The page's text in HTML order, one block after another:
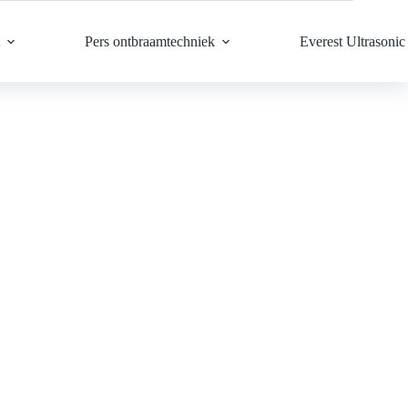
Pers ontbraamtechniek Everest Ultrasonic